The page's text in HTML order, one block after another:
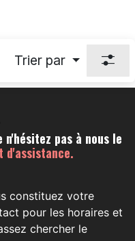
Trier par
pas à nous le
d'assistance.
constituez votre
pour les horaires et
chercher le